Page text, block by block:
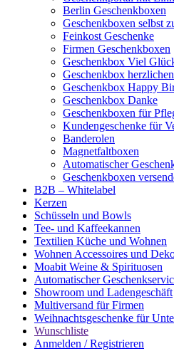
Berlin Geschenkboxen
Geschenkboxen selbst
Feinkost Geschenke
Firmen Geschenkboxen
Geschenkbox Viel
Geschenkbox
Geschenkbox Happy
Geschenkbox Danke
Geschenkboxen für
Kundengeschenke für
Banderolen
Magnetfaltboxen
Automatischer
Geschenkboxen
B2B – Whitelabel
Kerzen
Schüsseln und Bowls
Tee- und Kaffeekannen
Textilien Küche und Wohnen
Wohnen Accessoires und
Moabit Weine & Spirituosen
Automatischer
Showroom und Ladengeschäft
Multiversand für Firmen
Weihnachtsgeschenke für
Wunschliste
Anmelden / Registrieren